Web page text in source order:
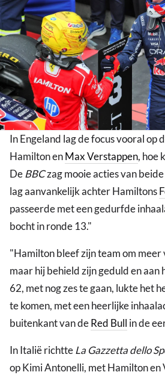
In Engeland lag de focus vooral op
Hamilton enMax Verstappen, hoe
DeBBCzag mooie acties van
lag aanvankelijk achter Hamiltons
passeerde met een gedurfde
bocht in ronde 13."
"Hamilton bleef zijn team om meer
maar hij behield zijn geduld en aan
62, met nog zes te gaan, lukte het
te komen, met een heerlijke
buitenkant van deRed Bull in de
In Italië richtteLa Gazzetta dello
op Kimi Antonelli, met Hamilton en